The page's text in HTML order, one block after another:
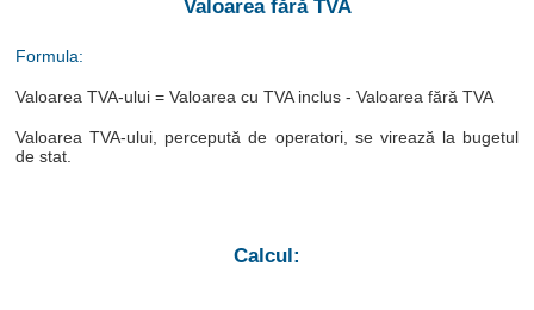
Valoarea fără TVA
Formula:
Valoarea TVA-ului = Valoarea cu TVA inclus - Valoarea fără TVA
Valoarea TVA-ului, percepută de operatori, se virează la bugetul
de stat.
Calcul: